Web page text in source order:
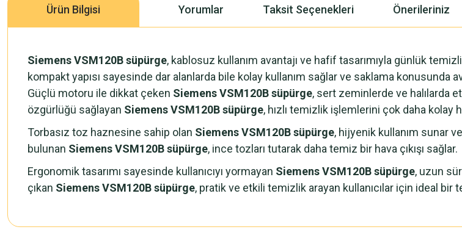
Ürün Bilgisi Yorumlar Taksit Seçenekleri Önerileriniz
Siemens VSM120B süpürge, kablosuz kullanım avantajı ve hafif tasarımıyla günlük
kompakt yapısı sayesinde dar alanlarda bile kolay kullanım sağlar ve saklama konusunda
Güçlü motoru ile dikkat çeken Siemens VSM120B süpürge, sert zeminlerde ve halılarda
özgürlüğü sağlayan Siemens VSM120B süpürge, hızlı temizlik işlemlerini çok daha kolay
Torbasız toz haznesine sahip olan Siemens VSM120B süpürge, hijyenik kullanım sunar
bulunan Siemens VSM120B süpürge, ince tozları tutarak daha temiz bir hava çıkışı sağlar.
Ergonomik tasarımı sayesinde kullanıcıyı yormayan Siemens VSM120B süpürge, uzun
çıkan Siemens VSM120B süpürge, pratik ve etkili temizlik arayan kullanıcılar için ideal bir